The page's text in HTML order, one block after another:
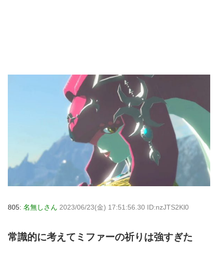
805: 名無しさん 2023/06/23(金) 17:51:56.30 ID:nzJTS2Kl0
常識的に考えてミファーの祈りは強すぎた